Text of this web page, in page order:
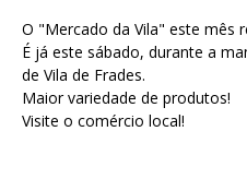
O "Mercado da Vila" este mês
É já este sábado, durante a
de Vila de Frades.
Maior variedade de produtos!
Visite o comércio local!